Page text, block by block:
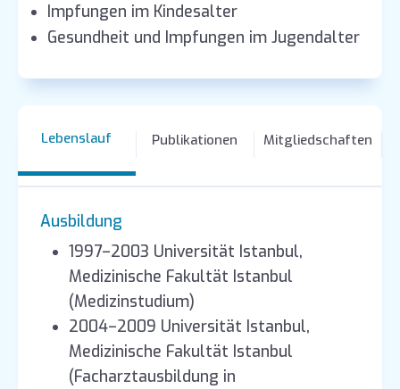
Impfungen im Kindesalter
Gesundheit und Impfungen im Jugendalter
Lebenslauf Publikationen Mitgliedschaften
Ausbildung
1997–2003 Universität Istanbul,
Medizinische Fakultät Istanbul
(Medizinstudium)
2004–2009 Universität Istanbul,
Medizinische Fakultät Istanbul
(Facharztausbildung in